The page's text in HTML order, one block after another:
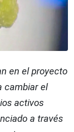
en el proyecto
cambiar el
activos
a través